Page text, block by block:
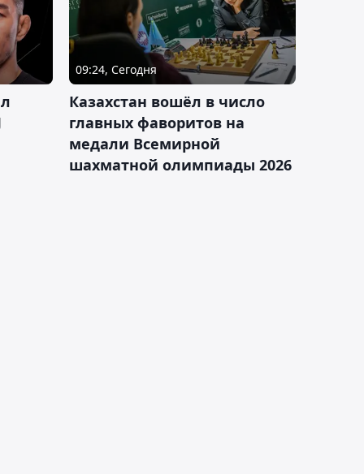
09:24, Сегодня
Казахстан вошёл в число
главных фаворитов на
медали Всемирной
шахматной олимпиады 2026